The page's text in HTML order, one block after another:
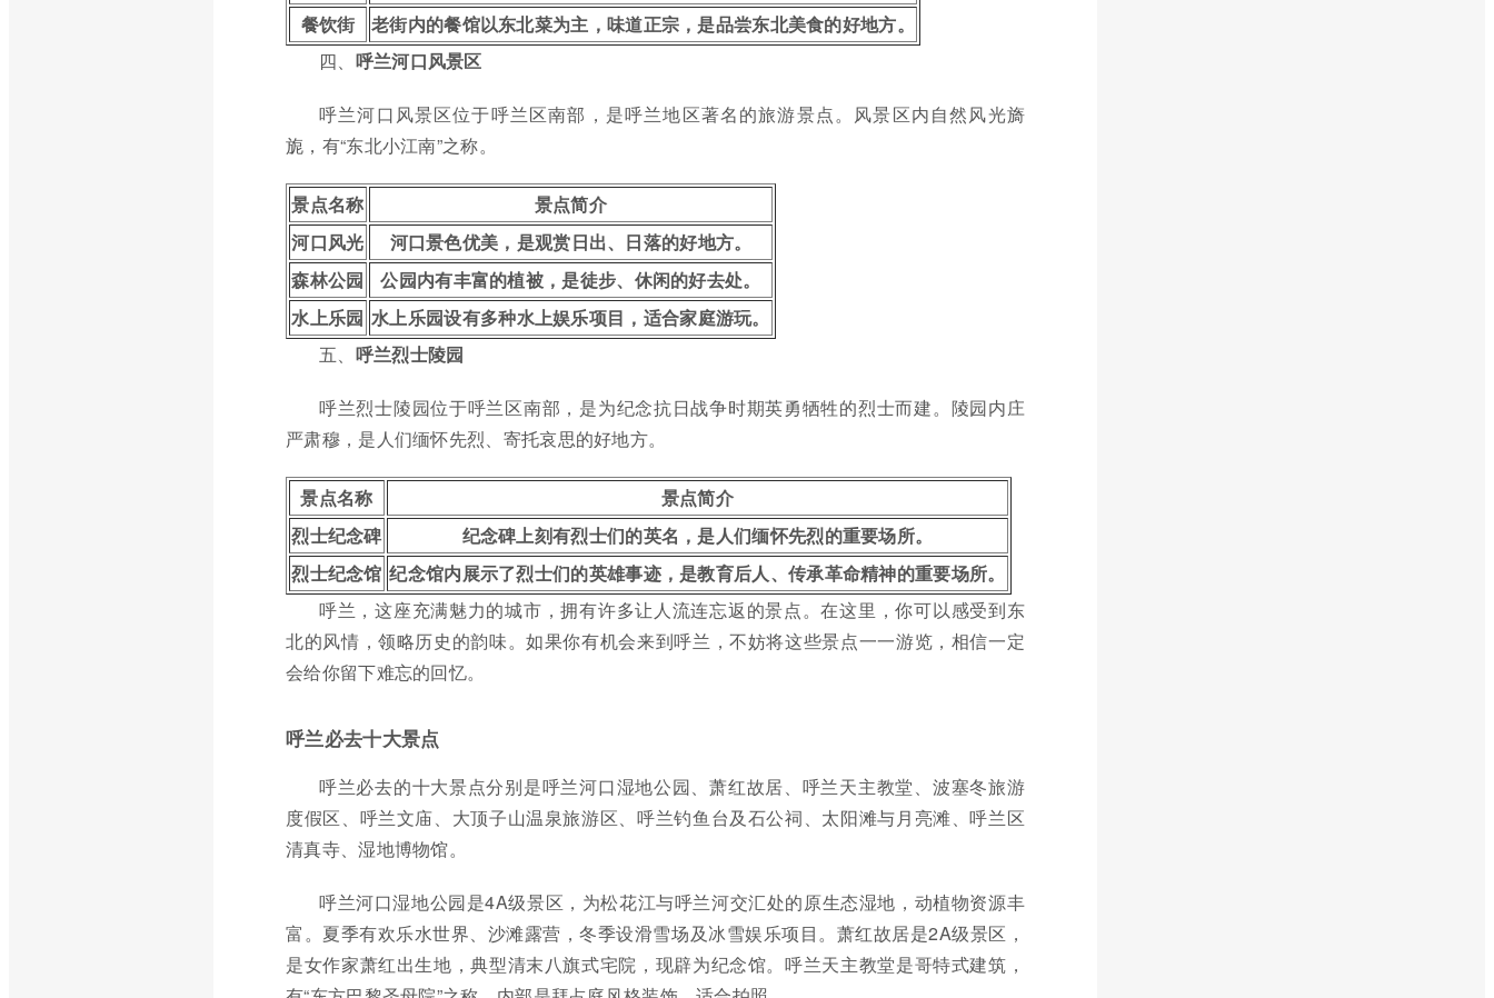
餐饮街
老街内的餐馆以东北菜为主，味道正宗，是品尝东北美食的好地方。
四、 呼兰河口风景区
呼兰河口风景区位于呼兰区南部，是呼兰地区著名的旅游景点。风景区内自然风光旖
旎，有“东北小江南”之称。
景点名称
景点简介
河口风光
河口景色优美，是观赏日出、日落的好地方。
森林公园
公园内有丰富的植被，是徒步、休闲的好去处。
水上乐园 水上乐园设有多种水上娱乐项目，适合家庭游玩。
五、 呼兰烈士陵园
呼兰烈士陵园位于呼兰区南部，是为纪念抗日战争时期英勇牺牲的烈士而建。陵园内庄
严肃穆，是人们缅怀先烈、寄托哀思的好地方。
景点名称
景点简介
烈士纪念碑
纪念碑上刻有烈士们的英名，是人们缅怀先烈的重要场所。
烈士纪念馆 纪念馆内展示了烈士们的英雄事迹，是教育后人、传承革命精神的重要场所。
呼兰，这座充满魅力的城市，拥有许多让人流连忘返的景点。在这里，你可以感受到东
北的风情，领略历史的韵味。如果你有机会来到呼兰，不妨将这些景点一一游览，相信一定
会给你留下难忘的回忆。
呼兰必去十大景点
呼兰必去的十大景点分别是呼兰河口湿地公园、萧红故居、呼兰天主教堂、波塞冬旅游
度假区、呼兰文庙、大顶子山温泉旅游区、呼兰钓鱼台及石公祠、太阳滩与月亮滩、呼兰区
清真寺、湿地博物馆。
呼兰河口湿地公园是4A级景区，为松花江与呼兰河交汇处的原生态湿地，动植物资源丰
富。夏季有欢乐水世界、沙滩露营，冬季设滑雪场及冰雪娱乐项目。萧红故居是2A级景区，
是女作家萧红出生地，典型清末八旗式宅院，现辟为纪念馆。呼兰天主教堂是哥特式建筑，